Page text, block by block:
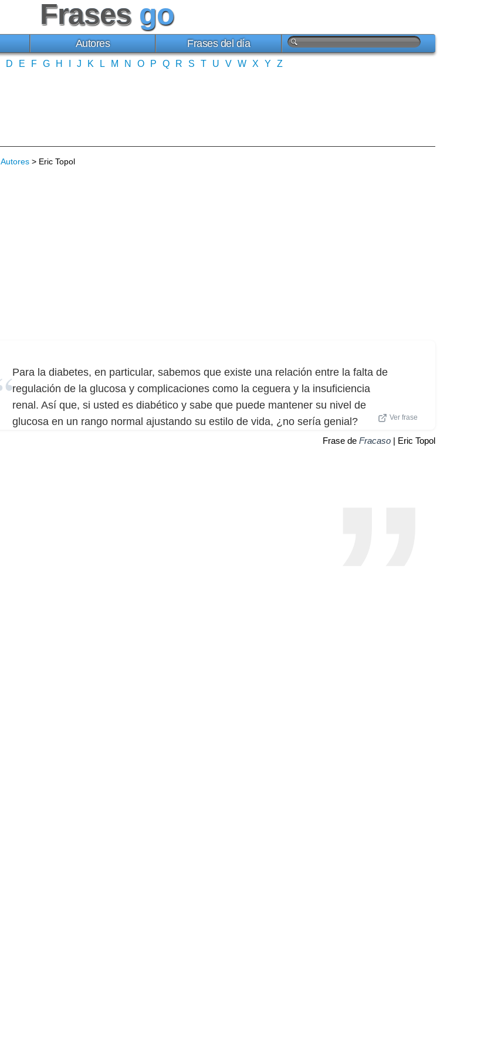
Frases go
Autores Frases del día
D E F G H J K L M N O P Q R S T U V W X Y Z
Autores > Eric Topol
Para la diabetes, en particular, sabemos que existe una relación entre la falta de
regulación de la glucosa y complicaciones como la ceguera y la insuficiencia
renal. Así que, si usted es diabético y sabe que puede mantener su nivel de
glucosa en un rango normal ajustando su estilo de vida, ¿no sería genial?
Ver frase
Frase de Fracaso | Eric Topol